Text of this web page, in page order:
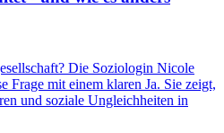
Die Soziologin Nicole
Frage mit einem klaren Ja. Sie zeigt,
und soziale Ungleichheiten in